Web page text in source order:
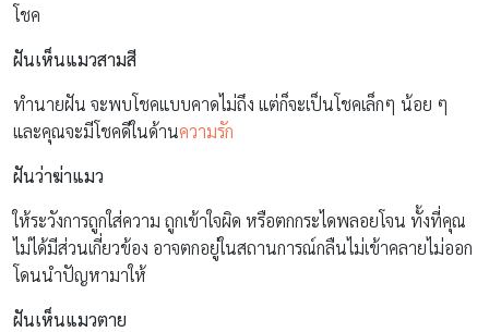
โชค
ฝันเห็นแมวสามสี
ทำนายฝัน จะพบโชคแบบคาดไม่ถึง แต่ก็จะเป็นโชคเล็กๆ น้อย ๆ
และคุณจะมีโชคดีในด้านความรัก
ฝันว่าฆ่าแมว
ให้ระวังการถูกใส่ความ ถูกเข้าใจผิด หรือตกกระไดพลอยโจน ทั้งที่คุณ
ไม่ได้มีส่วนเกี่ยวข้อง อาจตกอยู่ในสถานการณ์กลืนไม่เข้าคลายไม่ออก
โดนนำปัญหามาให้
ฝันเห็นแมวตาย